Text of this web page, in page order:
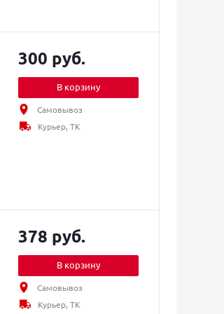
300 руб.
В корзину
Самовывоз
Курьер, ТК
378 руб.
В корзину
Самовывоз
Курьер, ТК